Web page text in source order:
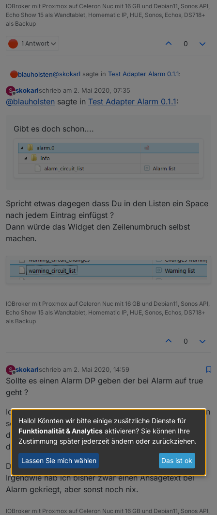
IOBroker mit Proxmox auf Celeron Nuc mit 16 GB und Debian11, Sonos API,
Echo Show 15 als Wandtablet, Homematic IP, HUE, Sonos, Echos, DS718+
als Backup
1 Antwort 0
blauholsten@skokarl sagte in Test Adapter Alarm 0.1.1:
@blauholstensagte inTest Adapter Alarm
kann ich nicht versprechen, alles
Versuche jedoch mein bestes.
Ich hätte nicht viele Alarm Kontakte, aber
vielleicht doch ein paar.
Das erste was ich mir wünsche würde, wäre
eine Liste aller aktueller angesprochener
was für Dich einfach zu realisieren wäre.
Hintergrund ist, dass man dann z.B. in einem
Widget darstellen kann welche und wieviele
abgefagt werden müssen.
S
Offline
skokarlschrieb am 2. Mai 2020, 07:35
zuletzt editiert von
@blauholsten sagte in Test Adapter Alarm 0.1.1:
Gibt es doch schon....
Spricht etwas dagegen dass Du in den Listen ein Space
nach jedem Eintrag einfügst ?
Dann würde das Widget den Zeilenumbruch selbst
machen.
IOBroker mit Proxmox auf Celeron Nuc mit 16 GB und Debian11, Sonos API,
Echo Show 15 als Wandtablet, Homematic IP, HUE, Sonos, Echos, DS718+
als Backup
0
S
Offline
skokarlschrieb am 2. Mai 2020, 14:59
zuletzt editiert von
Sollte es einen Alarm DP geben der bei Alarm auf true
geht ?
Ich würde gerne die mp3 files nicht über sayit abspielen
sondern über die sonos api.
d.h. ich würde/müsste eine http Adresse ansprechen,
die dann wiederrum die Sonos Boxen aktiviert.
Dafür könnte ich ein Blockly um den DP schreiben.
Irgendwie hab ich bisher zwar einen Ansagetext bei
Alarm gekriegt, aber sonst noch nix.
IOBroker mit Proxmox auf Celeron Nuc mit 16 GB und Debian11, Sonos API,
Hallo! Könnten wir bitte einige zusätzliche Dienste für
Funktionalität & Analytics aktivieren? Sie können Ihre
Zustimmung später jederzeit ändern oder zurückziehen.
Lassen Sie mich wählen Das ist ok